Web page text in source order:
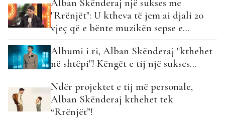
Alban Skënderaj një sukses me
"Rrënjët": U ktheva të jem ai djali 20
vjeç që e bënte muzikën sepse e
Albumi i ri, Alban Skënderaj "kthehet
në shtëpi"! Këngët e tij një sukses...
Ndër projektet e tij më personale,
Alban Skënderaj kthehet tek
“Rrënjët”!